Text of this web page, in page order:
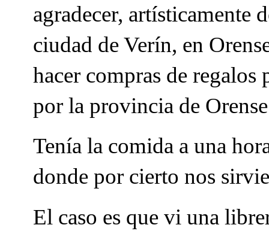
agradecer, artísticamente
ciudad de Verín, en
hacer compras de regalos
por la provincia de
Tenía la comida a una
donde por cierto nos
El caso es que vi una